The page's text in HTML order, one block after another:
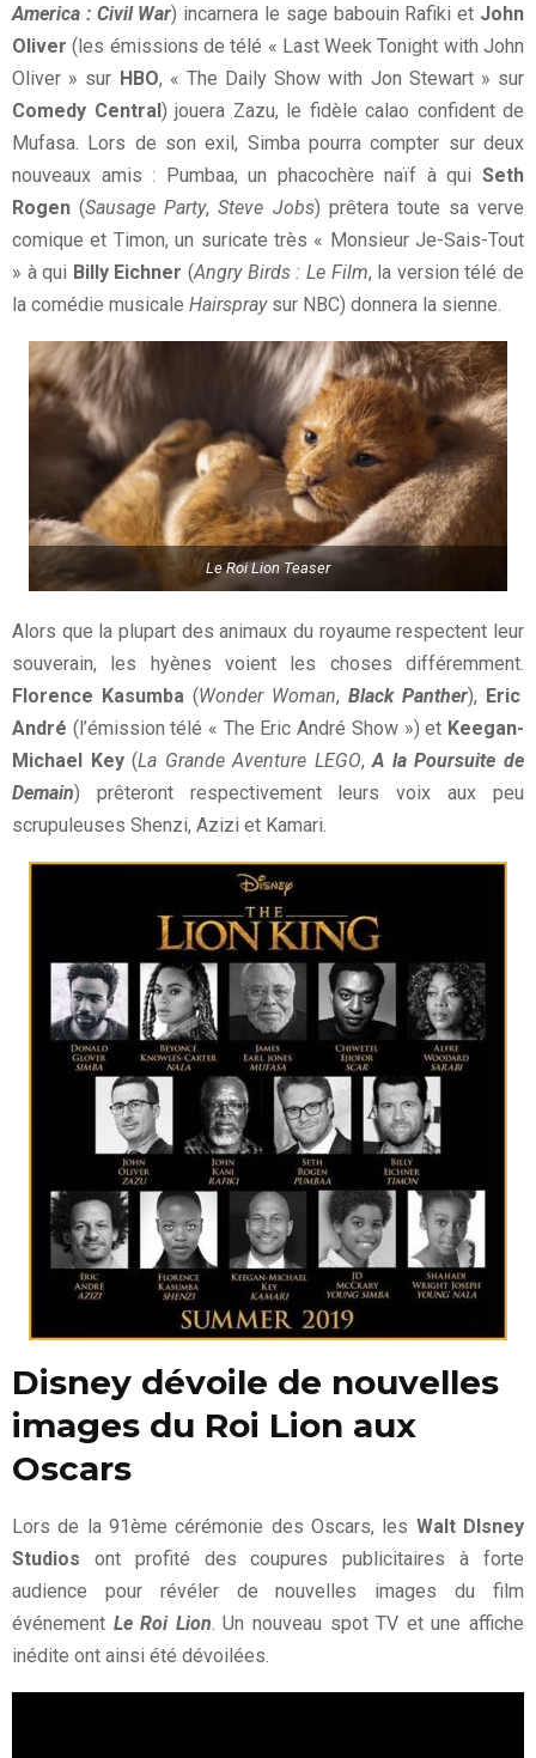
America : Civil War) incarnera le sage babouin Rafiki et John
Oliver (les émissions de télé « Last Week Tonight with John
Oliver » sur HBO, « The Daily Show with Jon Stewart » sur
Comedy Central) jouera Zazu, le fidèle calao confident de
Mufasa. Lors de son exil, Simba pourra compter sur deux
nouveaux amis : Pumbaa, un phacochère naïf à qui Seth
Rogen (Sausage Party,Steve Jobs) prêtera toute sa verve
comique et Timon, un suricate très « Monsieur Je-Sais-Tout
» à qui Billy Eichner (Angry Birds : Le Film, la version télé de
la comédie musicale Hairspraysur NBC) donnera la sienne.
Le Roi Lion Teaser
Alors que la plupart des animaux du royaume respectent leur
souverain, les hyènes voient les choses différemment.
Florence Kasumba (Wonder Woman, Black Panther), Eric
André (l’émission télé « The Eric André Show ») et Keegan-
Michael Key(La Grande Aventure LEGO,A la Poursuite de
Demain) prêteront respectivement leurs voix aux peu
scrupuleuses Shenzi, Azizi et Kamari.
Disney dévoile de nouvelles
images du Roi Lion aux
Oscars
Lors de la 91ème cérémonie des Oscars, les Walt DIsney
Studios ont profité des coupures publicitaires à forte
audience pour révéler de nouvelles images du film
événement Le Roi Lion. Un nouveau spot TV et une affiche
inédite ont ainsi été dévoilées.